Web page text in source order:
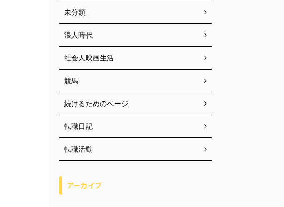
未分類
浪人時代
社会人映画生活
競馬
続けるためのページ
転職日記
転職活動
アーカイブ